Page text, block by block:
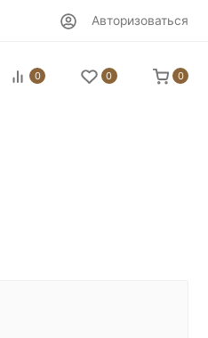
Авторизоваться
0 0 0